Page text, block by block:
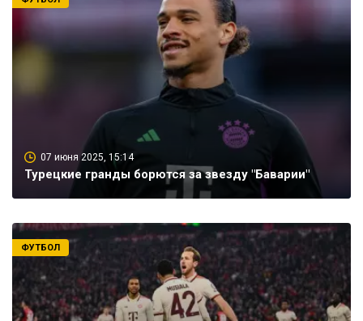
07 июня 2025, 15:14
Турецкие гранды борются за звезду "Баварии"
ФУТБОЛ